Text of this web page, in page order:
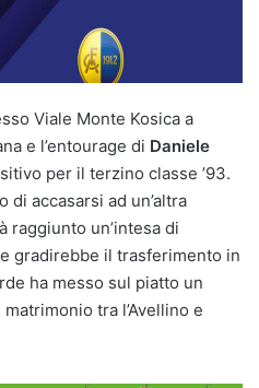
Viale Monte Kosica a
e l’entourage di Daniele
per il terzino classe ’93.
accasarsi ad un’altra
raggiunto un’intesa di
gradirebbe il trasferimento in
ha messo sul piatto un
tra l’Avellino e